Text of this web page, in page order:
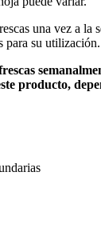
una vez a la
para su
producto,